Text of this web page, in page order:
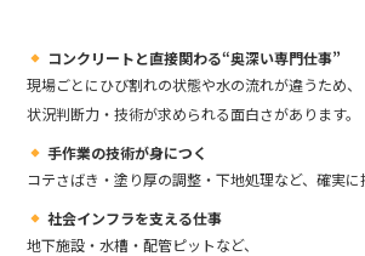
コンクリートと直接関わる“奥深い専門仕事”
現場ごとにひび割れの状態や水の流れが違うため、
状況判断力・技術が求められる面白さがあります。
手作業の技術が身につく
コテさばき・塗り厚の調整・下地処理など、確実に
社会インフラを支える仕事
地下施設・水槽・配管ピットなど、